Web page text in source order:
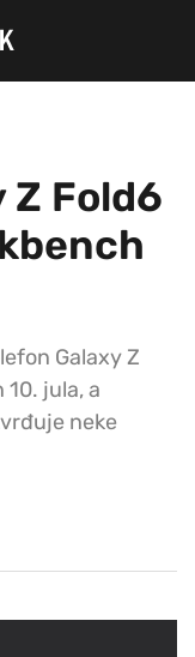
Z Fold6
Galaxy Z
jula, a
neke